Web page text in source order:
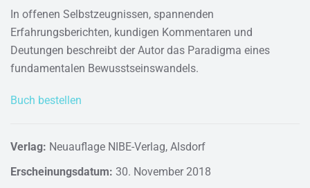
In offenen Selbstzeugnissen, spannenden
Erfahrungsberichten, kundigen Kommentaren und
Deutungen beschreibt der Autor das Paradigma eines
fundamentalen Bewusstseinswandels.
Buch bestellen
Verlag: Neuauflage NIBE-Verlag, Alsdorf
Erscheinungsdatum: 30. November 2018